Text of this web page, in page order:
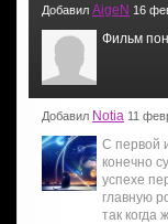
Добавил AigeN 16
Фильм
Добавил Notia 11
С первой
конечно
успехе
главную
так когда